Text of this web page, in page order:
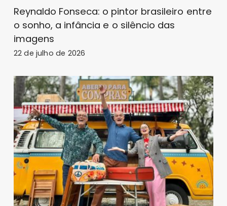
Reynaldo Fonseca: o pintor brasileiro entre
o sonho, a infância e o silêncio das
imagens
22 de julho de 2026